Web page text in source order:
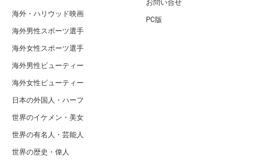
海外・ハリウッド映画
海外男性スポーツ選手
海外女性スポーツ選手
海外男性ビューティー
海外女性ビューティー
日本の外国人・ハーフ
世界のイケメン・美女
世界の有名人・芸能人
世界の歴史・偉人
お問い合せ
PC版